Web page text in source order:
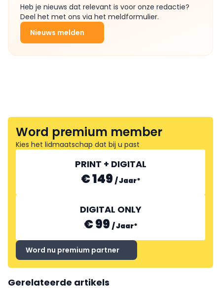
Heb je nieuws dat relevant is voor onze redactie?
Deel het met ons via het meldformulier.
Nieuws melden
Word premium member
Kies het lidmaatschap dat bij u past
PRINT + DIGITAL
€ 149 /Jaar*
DIGITAL ONLY
€ 99 /Jaar*
Word nu premium partner
Gerelateerde artikels